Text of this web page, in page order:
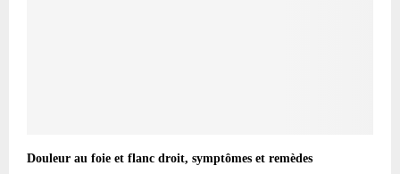
Douleur au foie et flanc droit, symptômes et remèdes